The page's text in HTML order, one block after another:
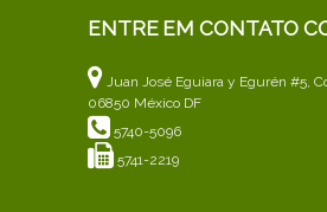
ENTRE EM CONTATO
Juan José Eguiara y Egurén #5,
06850 México DF
5740-5096
5741-2219